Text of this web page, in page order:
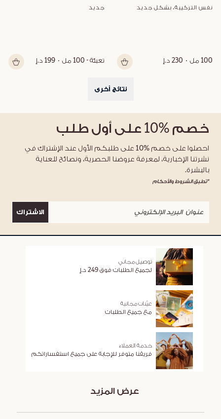
نفس التركيبة، بشكل جديد
100 مل 230 د.إ
جديد
تعبئة - 100 مل 199 د.إ
نتائج أخرى
خصم %10 على أول طلب
احصلوا على خصم %10 على طلبكم الأول عند الإشتراك في
نشرتنا الإخبارية، لمعرفة عروضنا الحصرية، ونصائح للعناية
بالبشرة.
*تطبق الشروط والأحكام
الاشتراك
توصيل مجاني
لجميع الطلبات فوق 249 د.إ
عيّنات مجانية
مع جميع الطلبات
خدمة العملاء
فريقنا متوفر للإجابة على جميع استفساراتكم
عرض المزيد